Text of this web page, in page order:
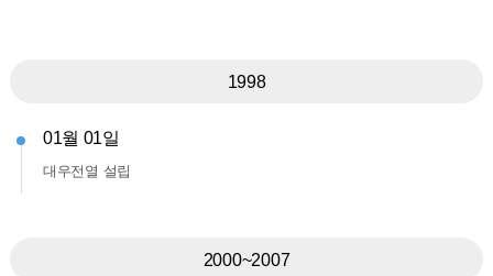
1998
01월 01일
대우전열 설립
2000~2007